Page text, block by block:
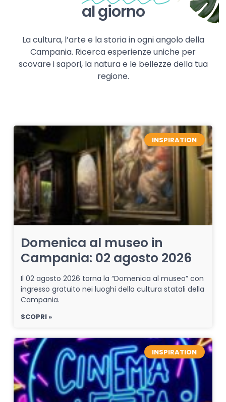
al giorno
La cultura, l’arte e la storia in ogni angolo della
Campania. Ricerca esperienze uniche per
scovare i sapori, la natura e le bellezze della tua
regione.
INSPIRATION
Domenica al museo in
Campania: 02 agosto 2026
Il 02 agosto 2026 torna la “Domenica al museo” con
ingresso gratuito nei luoghi della cultura statali della
Campania.
SCOPRI »
INSPIRATION